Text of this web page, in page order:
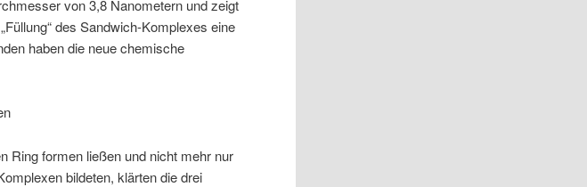
von 3,8 Nanometern und zeigt
des Sandwich-Komplexes eine
haben die neue chemische
Ring formen ließen und nicht mehr nur
bildeten, klärten die drei